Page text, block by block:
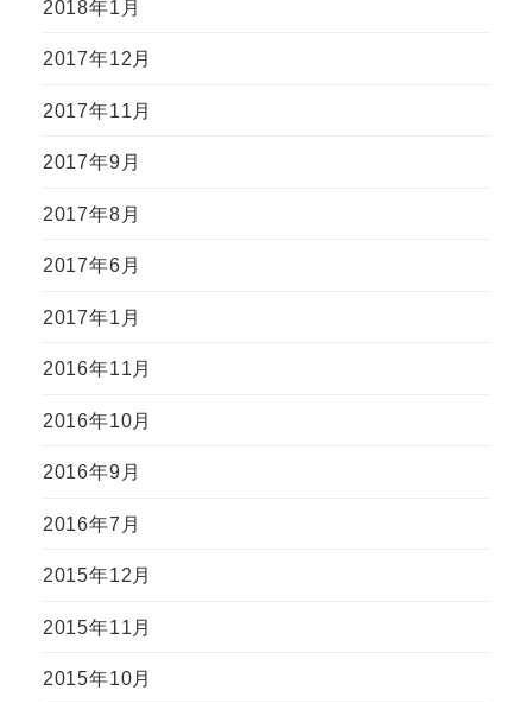
2018年1月
2017年12月
2017年11月
2017年9月
2017年8月
2017年6月
2017年1月
2016年11月
2016年10月
2016年9月
2016年7月
2015年12月
2015年11月
2015年10月